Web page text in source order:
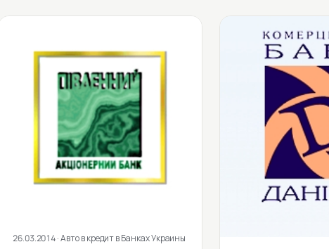
26.03.2014· Авто в кредит в Банках Украины